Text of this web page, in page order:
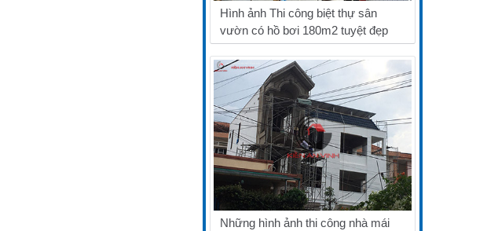
Hình ảnh Thi công biệt thự sân
vườn có hồ bơi 180m2 tuyệt đẹp
Những hình ảnh thi công nhà mái